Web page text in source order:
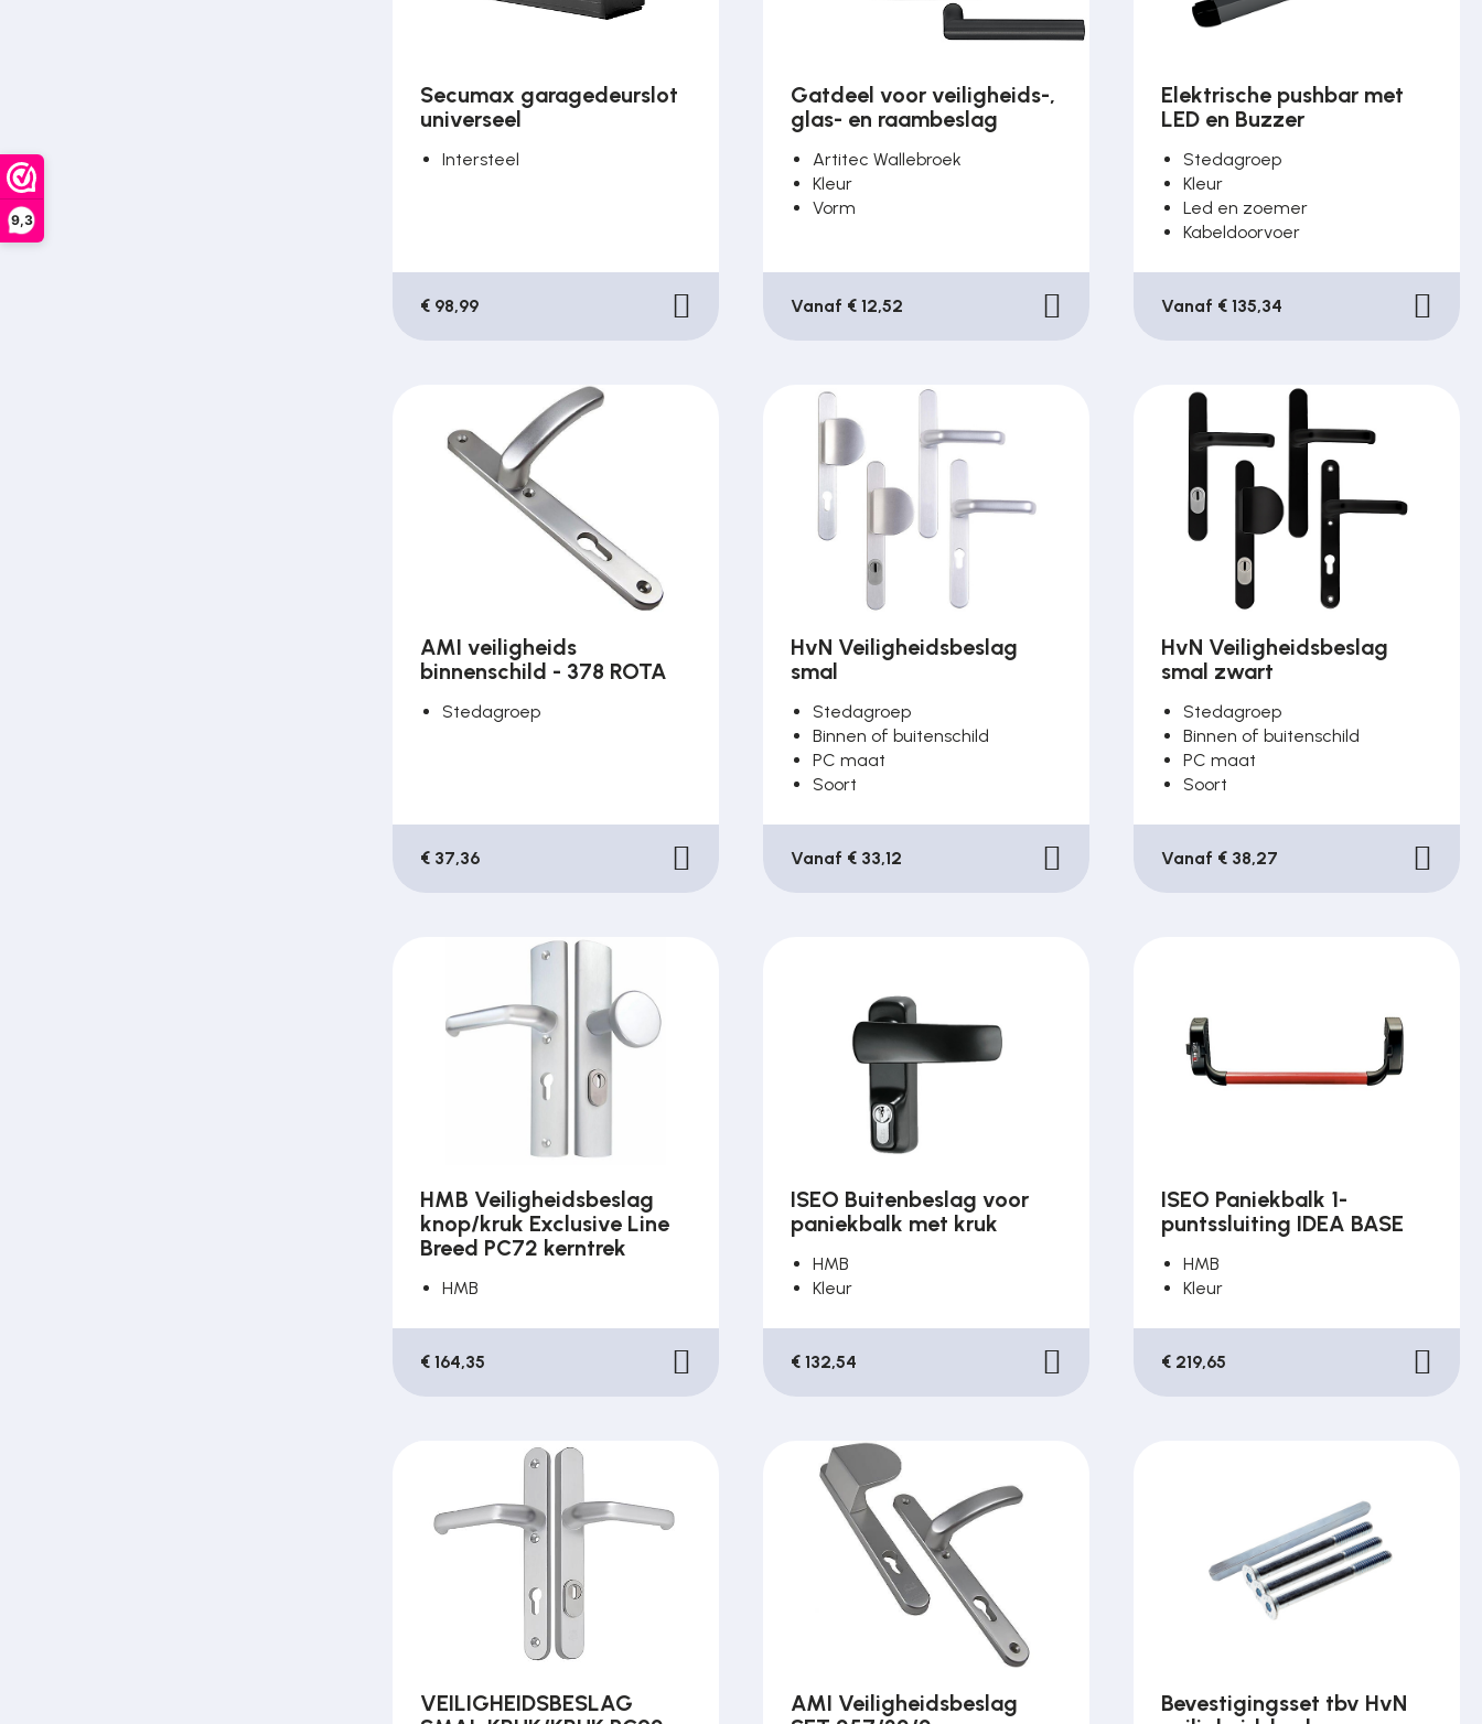
9,3
Secumax garagedeurslot
universeel
Intersteel
€ 98,99
Gatdeel voor veiligheids-,
glas- en raambeslag
Artitec Wallebroek
Kleur
Vorm
Vanaf € 12,52
Elektrische pushbar met
LED en Buzzer
Stedagroep
Kleur
Led en zoemer
Kabeldoorvoer
Vanaf € 135,34
AMI veiligheids
binnenschild - 378 ROTA
Stedagroep
€ 37,36
HvN Veiligheidsbeslag
smal
Stedagroep
Binnen of buitenschild
PC maat
Soort
Vanaf € 33,12
HvN Veiligheidsbeslag
smal zwart
Stedagroep
Binnen of buitenschild
PC maat
Soort
Vanaf € 38,27
HMB Veiligheidsbeslag
knop/kruk Exclusive Line
Breed PC72 kerntrek
HMB
€ 164,35
ISEO Buitenbeslag voor
paniekbalk met kruk
HMB
Kleur
€ 132,54
ISEO Paniekbalk 1-
puntssluiting IDEA BASE
HMB
Kleur
€ 219,65
VEILIGHEIDSBESLAG
AMI Veiligheidsbeslag
Bevestigingsset tbv HvN